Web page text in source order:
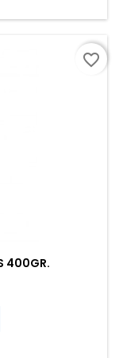
400GR.
favorite_border